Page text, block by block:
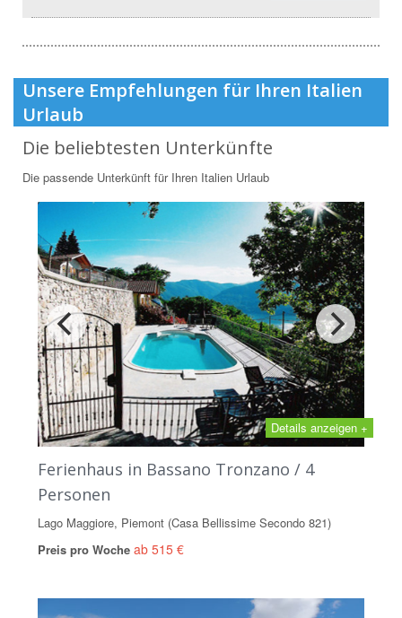
Unsere Empfehlungen für Ihren Italien
Urlaub
Die beliebtesten Unterkünfte
Die passende Unterkünft für Ihren Italien Urlaub
Details anzeigen +
Ferienhaus in Bassano Tronzano / 4
Personen
Lago Maggiore, Piemont (Casa Bellissime Secondo 821)
Preis pro Woche ab 515 €